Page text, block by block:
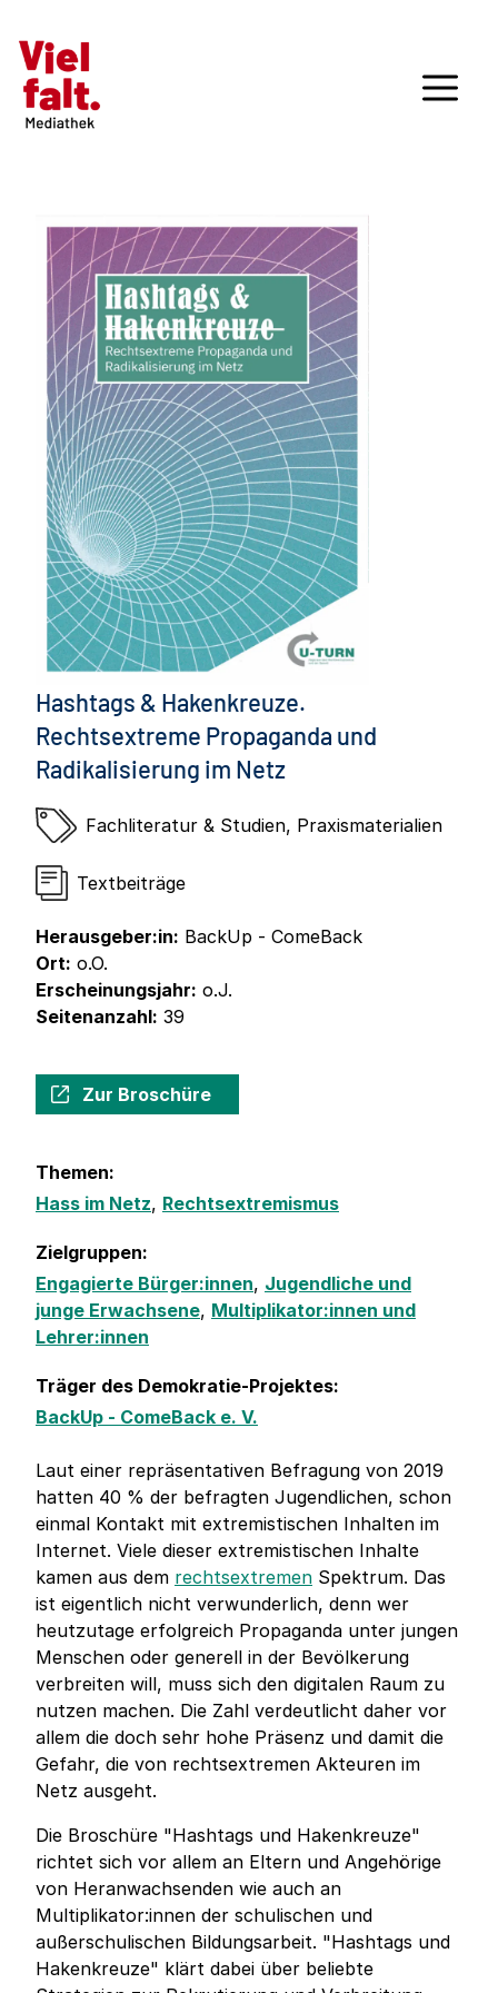
Hashtags & Hakenkreuze.
Rechtsextreme Propaganda und
Radikalisierung im Netz
Fachliteratur & Studien, Praxismaterialien
Textbeiträge
Herausgeber:in: BackUp - ComeBack
Ort: o.O.
Erscheinungsjahr: o.J.
Seitenanzahl: 39
Zur Broschüre
Themen:
Hass im Netz, Rechtsextremismus
Zielgruppen:
Engagierte Bürger:innen, Jugendliche und
junge Erwachsene, Multiplikator:innen und
Lehrer:innen
Träger des Demokratie-Projektes:
BackUp - ComeBack e. V.
Laut einer repräsentativen Befragung von 2019
hatten 40 % der befragten Jugendlichen, schon
einmal Kontakt mit extremistischen Inhalten im
Internet. Viele dieser extremistischen Inhalte
kamen aus dem rechtsextremen Spektrum. Das
ist eigentlich nicht verwunderlich, denn wer
heutzutage erfolgreich Propaganda unter jungen
Menschen oder generell in der Bevölkerung
verbreiten will, muss sich den digitalen Raum zu
nutzen machen. Die Zahl verdeutlicht daher vor
allem die doch sehr hohe Präsenz und damit die
Gefahr, die von rechtsextremen Akteuren im
Netz ausgeht.
Die Broschüre "Hashtags und Hakenkreuze"
richtet sich vor allem an Eltern und Angehörige
von Heranwachsenden wie auch an
Multiplikator:innen der schulischen und
außerschulischen Bildungsarbeit. "Hashtags und
Hakenkreuze" klärt dabei über beliebte